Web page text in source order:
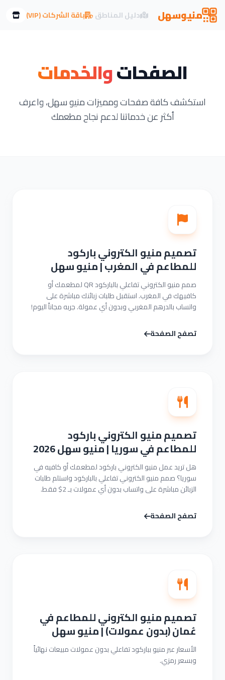
منيوسهل دليل المناطق باقة الشركات (VIP)
الصفحاتوالخدمات
استكشف كافة صفحات ومميزات منيو سهل، واعرف
أكثر عن خدماتنا لدعم نجاح مطعمك
تصميم منيو الكتروني باركود
للمطاعم في المغرب | منيو سهل
صمم منيو الكتروني تفاعلي بالباركود QR لمطعمك أو
كافيهك في المغرب. استقبل طلبات زبائنك مباشرة على
واتساب بالدرهم المغربي وبدون أي عمولة. جربه مجاناً اليوم!
تصفح الصفحة
تصميم منيو الكتروني باركود
للمطاعم في سوريا | منيو سهل 2026
هل تريد عمل منيو الكتروني باركود لمطعمك أو كافيه في
سوريا؟ صمم منيو الكتروني تفاعلي بالباركود واستلم طلبات
الزبائن مباشرة على واتساب بدون أي عمولات بـ 2$ فقط.
تصفح الصفحة
تصميم منيو الكتروني للمطاعم في
عُمان (بدون عمولات) | منيو سهل
الأسعار عبر منيو بباركود تفاعلي بدون عمولات مبيعات نهائياً
وبسعر رمزي.